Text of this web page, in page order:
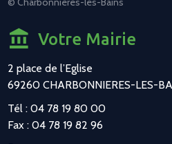
Votre Mairie
2 place de l’Eglise
69260 CHARBONNIERES-LES-
Tél : 04 78 19 80 00
Fax : 04 78 19 82 96